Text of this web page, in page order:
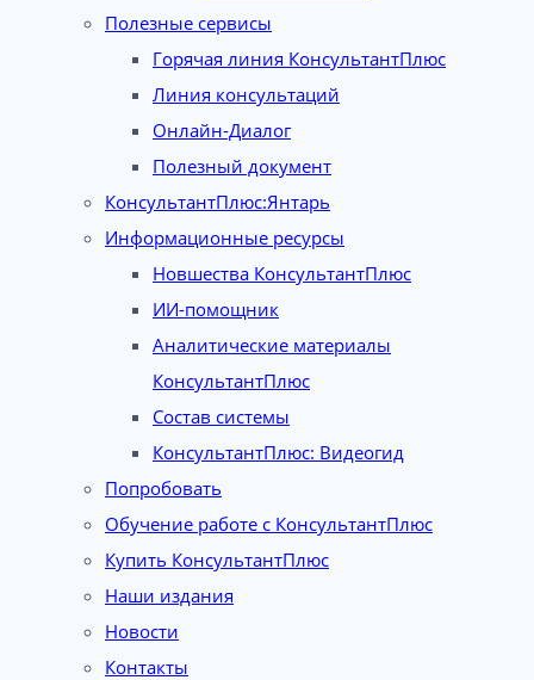
Полезные сервисы
Горячая линия КонсультантПлюс
Линия консультаций
Онлайн-Диалог
Полезный документ
КонсультантПлюс:Янтарь
Информационные ресурсы
Новшества КонсультантПлюс
ИИ-помощник
Аналитические материалы
КонсультантПлюс
Состав системы
КонсультантПлюс: Видеогид
Попробовать
Обучение работе с КонсультантПлюс
Купить КонсультантПлюс
Наши издания
Новости
Контакты